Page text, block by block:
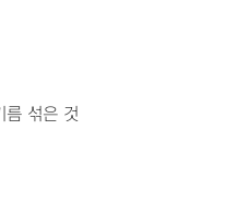
섞은 것